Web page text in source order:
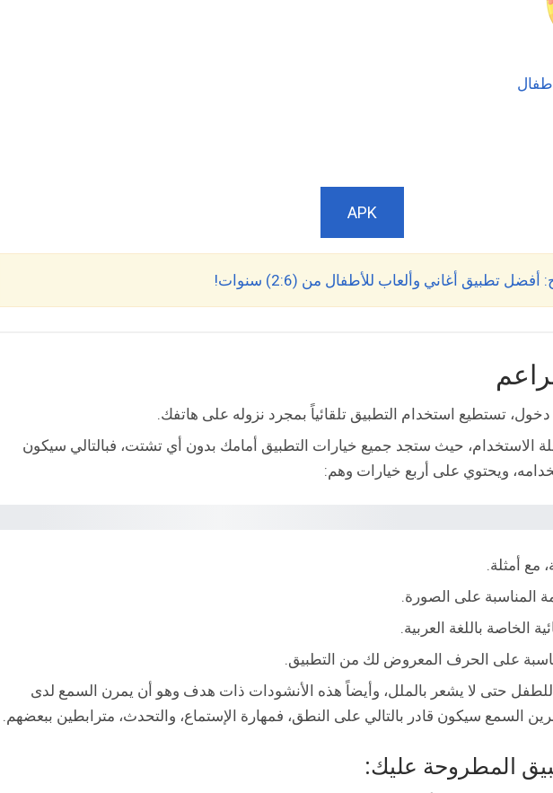
APK
تطبيق أغاني وألعاب للأطفال من (2:6) سنوات!
تستطيع استخدام التطبيق تلقائياً بمجرد نزوله على هاتفك.
الاستخدام، حيث ستجد جميع خيارات التطبيق أمامك بدون أي تشتت، فبالتالي سيكون
ويحتوي على أربع خيارات وهم:
مع أمثلة.
المناسبة على الصورة.
الخاصة باللغة العربية.
على الحرف المعروض لك من التطبيق.
حتى لا يشعر بالملل، وأيضاً هذه الأنشودات ذات هدف وهو أن يمرن السمع لدى
السمع سيكون قادر بالتالي على النطق، فمهارة الإستماع، والتحدث، مترابطين ببعضهم.
المطروحة عليك: